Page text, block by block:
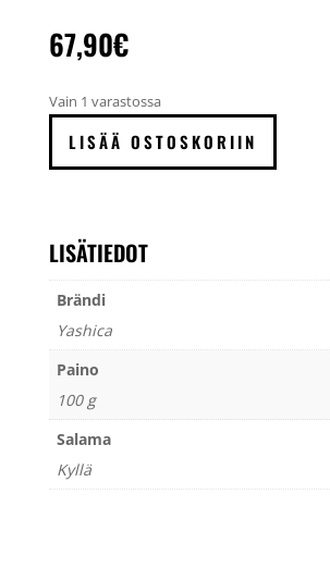
67,90€
Vain 1 varastossa
EasySnap
digikamera
LISÄÄ OSTOSKORIIN
LISÄTIEDOT
Brändi
Yashica
Paino
100 g
Salama
Kyllä